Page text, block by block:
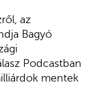
az
Bagyó
Podcastban
mentek